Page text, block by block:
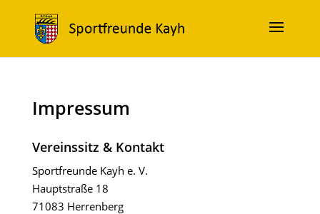
Impressum
Vereinssitz & Kontakt
Sportfreunde Kayh e. V.
Hauptstraße 18
71083 Herrenberg